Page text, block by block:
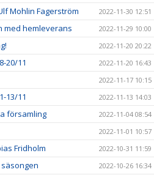
Mohlin Fagerström 2022-11-30 12:51
med hemleverans 2022-11-29 10:00
2022-11-20 20:22
20/11
2022-11-20 16:43
2022-11-17 10:15
13/11 2022-11-13 14:03
församling 2022-11-04 08:54
2022-11-01 10:57
Fridholm 2022-10-31 11:59
2022-10-26 16:34